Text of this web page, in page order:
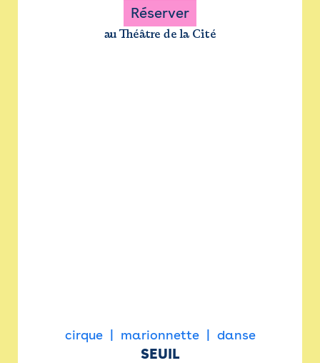
Réserver
au Théâtre de la Cité
cirque marionnette danse
SEUIL